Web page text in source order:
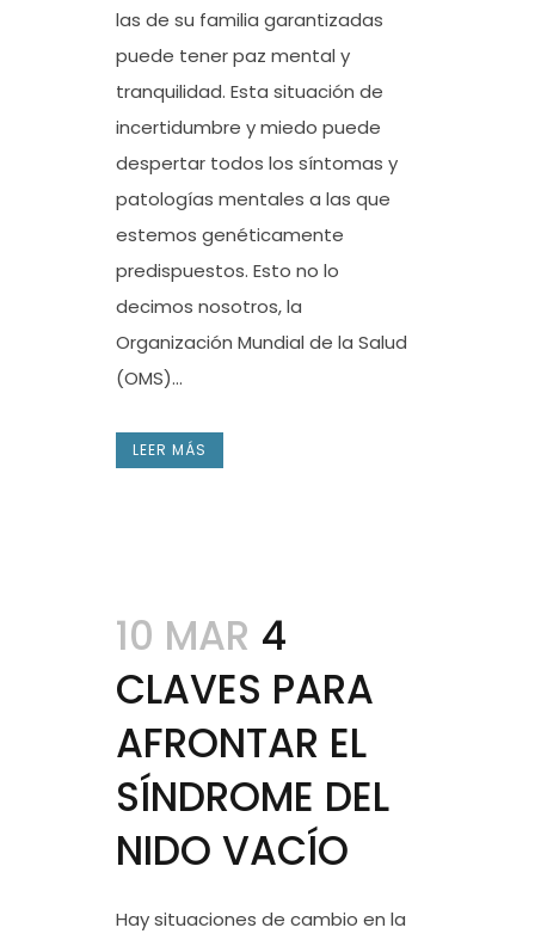
las de su familia garantizadas
puede tener paz mental y
tranquilidad. Esta situación de
incertidumbre y miedo puede
despertar todos los síntomas y
patologías mentales a las que
estemos genéticamente
predispuestos. Esto no lo
decimos nosotros, la
Organización Mundial de la Salud
(OMS)...
LEER MÁS
10 MAR 4
CLAVES PARA
AFRONTAR EL
SÍNDROME DEL
NIDO VACÍO
Hay situaciones de cambio en la